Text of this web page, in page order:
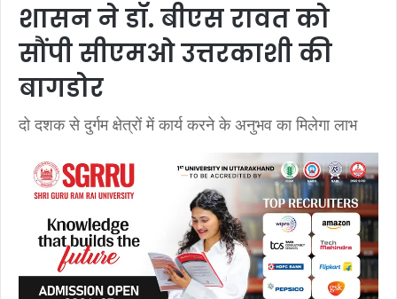
शासन ने डॉ. बीएस रावत को
सौंपी सीएमओ उत्तरकाशी की
बागडोर
दो दशक से दुर्गम क्षेत्रों में कार्य करने के अनुभव का मिलेगा लाभ